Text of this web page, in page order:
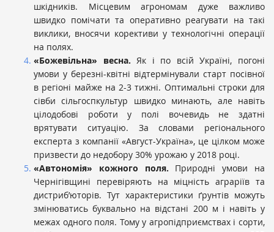
шкідників. Місцевим агрономам дуже важливо
швидко помічати та оперативно реагувати на такі
виклики, вносячи корективи у технологічні операції
на полях.
«Божевільна» весна.Як і по всій Україні, погоні
умови у березні-квітні відтермінували старт посівної
в регіоні майже на 2-3 тижні. Оптимальні строки для
сівби сільгоспкультур швидко минають, але навіть
цілодобові роботи у полі вочевидь не здатні
врятувати ситуацію. За словами регіонального
експерта з компанії «Август-Україна», це цілком може
призвести до недобору 30% урожаю у 2018 році.
«Автономія» кожного поля. Природні умови на
Чернігівщині перевіряють на міцність аграріїв та
дистриб’юторів. Тут характеристики ґрунтів можуть
змінюватись буквально на відстані 200 м і навіть у
межах одного поля. Тому у агропідприємствах і сорти,